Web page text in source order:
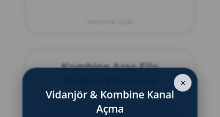
Kombine Araç Filo
“Kombine Araç Filo Tedarik Planlama:
×
Vidanjör & Kombine Kanal
Açma